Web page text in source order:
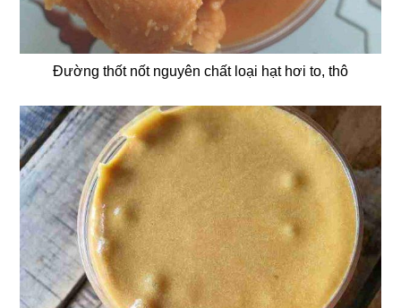
Đường thốt nốt nguyên chất loại hạt hơi to, thô